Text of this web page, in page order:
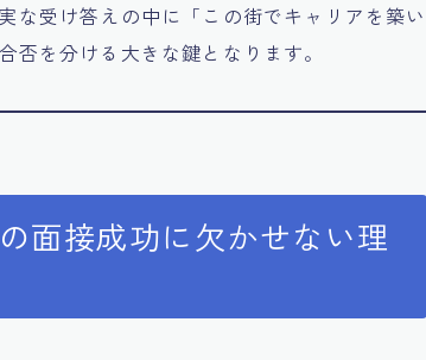
な受け答えの中に「この街でキャリアを築い
を分ける大きな鍵となります。
面接成功に欠かせない理